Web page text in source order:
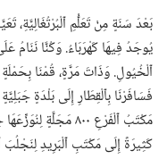
بَعْدَ سَنَةٍ مِنْ تَعَلُّمِ ٱلْبُرْتُغَالِيَّةِ،‏
يُوجَدُ فِيهَا كَهْرَبَاءُ.‏ وَكُنَّا نَنَامُ
ٱلْخُيُولِ.‏ وَذَاتَ مَرَّةٍ،‏ قُمْنَا
فَسَافَرْنَا بِٱلْقِطَارِ إِلَى بَلْدَةٍ
مَكْتَبُ ٱلْفَرْعِ ٨٠٠
كَثِيرَةً إِلَى مَكْتَبِ ٱلْبَرِيدِ